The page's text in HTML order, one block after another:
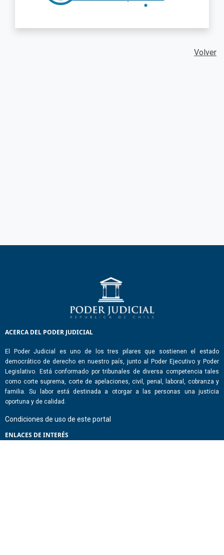
Volver
ACERCA DEL PODER JUDICIAL
El Poder Judicial es uno de los tres pilares que sostienen el estado
democrático de derecho en nuestro país, junto al Poder Ejecutivo y Poder
Legislativo. Está conformado por tribunales de diversa competencia tales
como corte suprema, corte de apelaciones, civil, penal, laboral, cobranza y
familia. Su labor está destinada a otorgar a las personas una justicia
oportuna y de calidad.
Condiciones de uso de este portal
ENLACES DE INTERÉS